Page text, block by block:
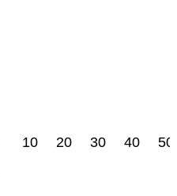
10 20 30 40 50